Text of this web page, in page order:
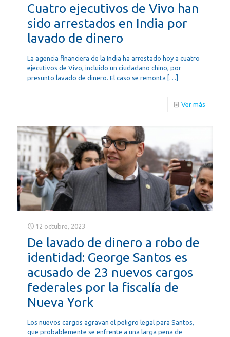
Cuatro ejecutivos de Vivo han
sido arrestados en India por
lavado de dinero
La agencia financiera de la India ha arrestado hoy a cuatro
ejecutivos de Vivo, incluido un ciudadano chino, por
presunto lavado de dinero. El caso se remonta […]
Ver más
12 octubre, 2023
De lavado de dinero a robo de
identidad: George Santos es
acusado de 23 nuevos cargos
federales por la fiscalía de
Nueva York
Los nuevos cargos agravan el peligro legal para Santos,
que probablemente se enfrente a una larga pena de